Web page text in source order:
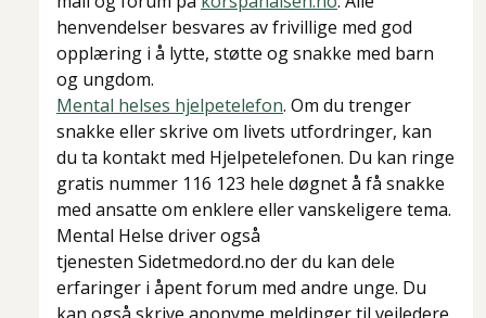
henvendelser besvares av frivillige med god
opplæring i å lytte, støtte og snakke med barn
og ungdom.
Mental helses hjelpetelefon. Om du trenger
snakke eller skrive om livets utfordringer, kan
du ta kontakt med Hjelpetelefonen. Du kan ringe
gratis nummer 116 123 hele døgnet å få snakke
med ansatte om enklere eller vanskeligere tema.
Mental Helse driver også
tjenesten Sidetmedord.no der du kan dele
erfaringer i åpent forum med andre unge. Du